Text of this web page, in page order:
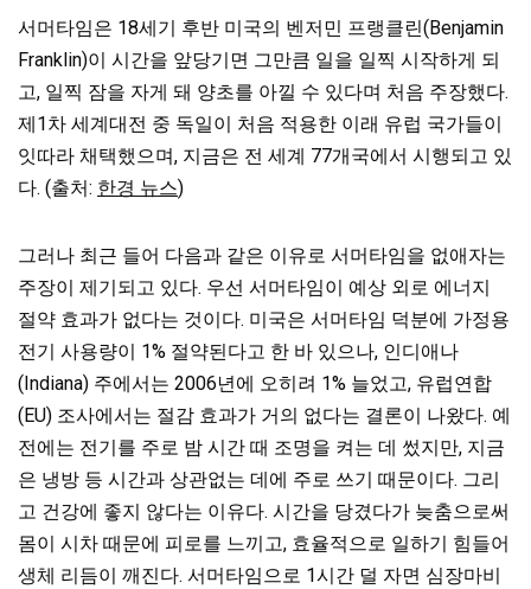
서머타임은 18세기 후반 미국의 벤저민 프랭클린(Benjamin
Franklin)이 시간을 앞당기면 그만큼 일을 일찍 시작하게 되
고, 일찍 잠을 자게 돼 양초를 아낄 수 있다며 처음 주장했다.
제1차 세계대전 중 독일이 처음 적용한 이래 유럽 국가들이
잇따라 채택했으며, 지금은 전 세계 77개국에서 시행되고 있
다. (출처: 한경 뉴스)
그러나 최근 들어 다음과 같은 이유로 서머타임을 없애자는
주장이 제기되고 있다. 우선 서머타임이 예상 외로 에너지
절약 효과가 없다는 것이다. 미국은 서머타임 덕분에 가정용
전기 사용량이 1% 절약된다고 한 바 있으나, 인디애나
(Indiana) 주에서는 2006년에 오히려 1% 늘었고, 유럽연합
(EU) 조사에서는 절감 효과가 거의 없다는 결론이 나왔다. 예
전에는 전기를 주로 밤 시간 때 조명을 켜는 데 썼지만, 지금
은 냉방 등 시간과 상관없는 데에 주로 쓰기 때문이다. 그리
고 건강에 좋지 않다는 이유다. 시간을 당겼다가 늦춤으로써
몸이 시차 때문에 피로를 느끼고, 효율적으로 일하기 힘들어
생체 리듬이 깨진다. 서머타임으로 1시간 덜 자면 심장마비